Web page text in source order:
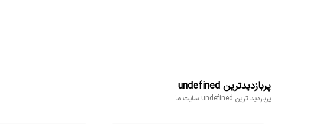
پربازدیدترین undefined
پربازدید ترین undefined سایت ما